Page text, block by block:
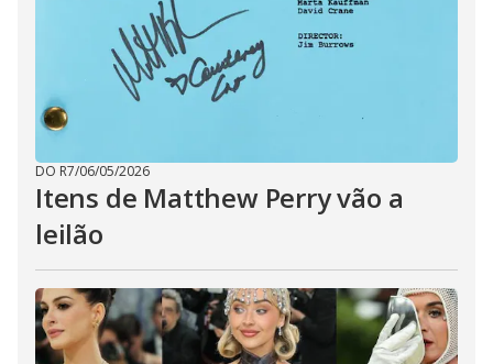
DO R7/06/05/2026
Itens de Matthew Perry vão a
leilão